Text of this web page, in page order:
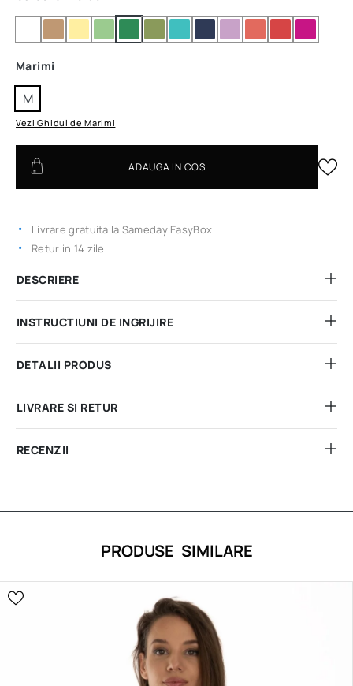
Marimi
M
Vezi Ghidul de Marimi
ADAUGA IN COS
Livrare gratuita la Sameday EasyBox
Retur in 14 zile
DESCRIERE
INSTRUCTIUNI DE INGRIJIRE
DETALII PRODUS
LIVRARE SI RETUR
RECENZII
PRODUSE SIMILARE